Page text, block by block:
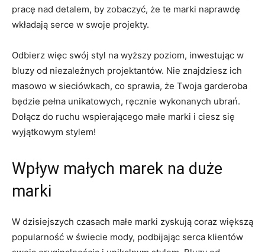
pracę nad detalem, by zobaczyć, ‍że te marki naprawdę
wkładają ⁣serce w swoje projekty.
Odbierz więc swój styl na wyższy poziom, inwestując w
‍bluzy od niezależnych projektantów. Nie‌ znajdziesz ⁤ich
masowo w sieciówkach, ⁤co ⁤sprawia,‌ że Twoja garderoba
będzie pełna unikatowych, ⁣ręcznie wykonanych ubrań.
Dołącz do ruchu ‍wspierającego małe marki ​i ciesz ‍się
wyjątkowym‍ stylem!
Wpływ małych marek ⁤na ⁣duże
marki
W dzisiejszych czasach ⁤małe marki zyskują coraz ⁣większą
popularność w świecie mody, podbijając serca klientów